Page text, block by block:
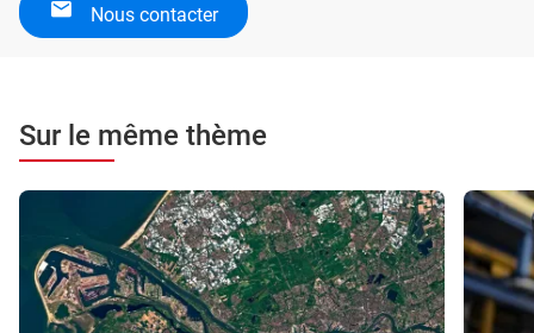
Nous contacter
Sur le même thème